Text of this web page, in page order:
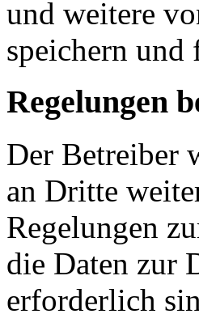
und weitere
speichern
Regelungen
Der Betreiber
an Dritte
Regelungen
die Daten zur
erforderlich